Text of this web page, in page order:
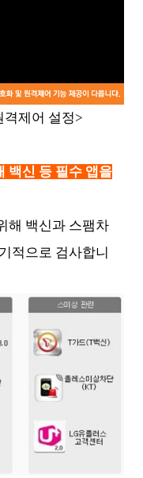
격제어 설정>
백신 등 필수 앱을
해 백신과 스팸차
적으로 검사합니